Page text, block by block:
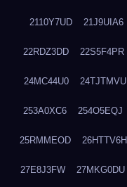
2110Y7UD 21J9UIA6
22RDZ3DD 22S5F4PR
24MC44U0 24TJTMVU
253A0XC6 254O5EQJ
25RMMEOD 26HTTV6H
27E8J3FW 27MKG0DU